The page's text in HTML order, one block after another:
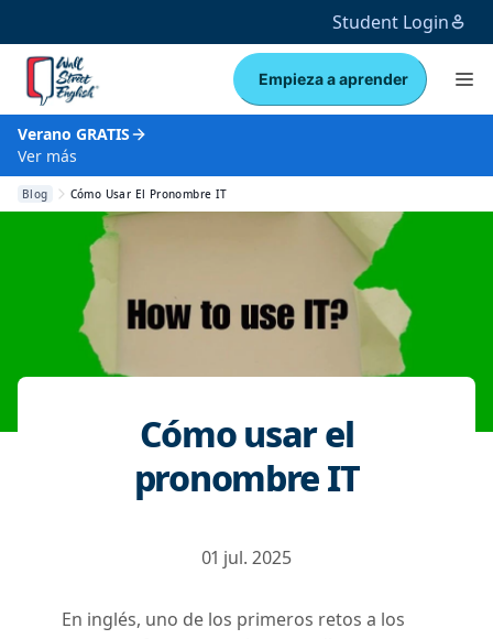
Student Login
Empieza a aprender
Verano GRATIS
Ver más
Blog Cómo Usar El Pronombre IT
Cómo usar el
pronombre IT
01 jul. 2025
En inglés, uno de los primeros retos a los